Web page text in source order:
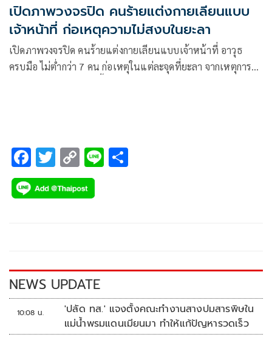
เปิดภาพวงจรปิด คนร้ายแต่งกายเลียนแบบ
เจ้าหน้าที่ ก่อเหตุความไม่สงบในยะลา
เปิดภาพวงจรปิด คนร้ายแต่งกายเลียนแบบเจ้าหน้าที่ อาวุธ
ครบมือ ไม่ต่ำกว่า 7 คน ก่อเหตุในแต่ละจุดที่ยะลา จากเหตุการณ์
F
ac
e
k
T
wi
tt
C
o
p
k
Li
NEWS UPDATE
10:08 น.
'ปลัด ทส.' แจงตั้งคณะทำงานสางปมสารพิษใน
แม่น้ำพรมแดนเมียนมา ทำให้แก้ปัญหารวดเร็ว